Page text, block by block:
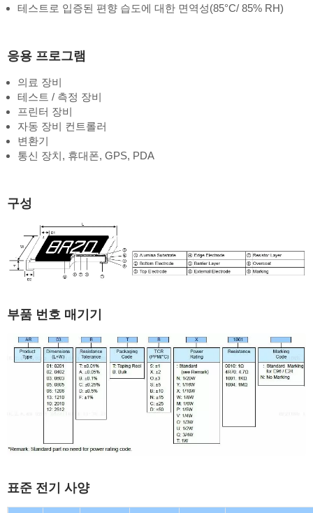
테스트로 입증된 편향 습도에 대한 면역성(85°C/ 85% RH)
응용 프로그램
의료 장비
테스트 / 측정 장비
프린터 장비
자동 장비 컨트롤러
변환기
통신 장치, 휴대폰, GPS, PDA
구성
부품 번호 매기기
표준 전기 사양